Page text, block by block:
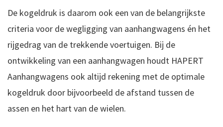
De kogeldruk is daarom ook een van de belangrijkste
criteria voor de wegligging van aanhangwagens én het
rijgedrag van de trekkende voertuigen. Bij de
ontwikkeling van een aanhangwagen houdt HAPERT
Aanhangwagens ook altijd rekening met de optimale
kogeldruk door bijvoorbeeld de afstand tussen de
assen en het hart van de wielen.